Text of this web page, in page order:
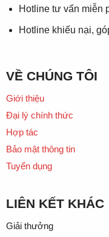
Hotline tư vấn miễn
Hotline khiếu nại,
VỀ CHÚNG TÔI
Giới thiệu
Đại lý chính thức
Hợp tác
Bảo mật thông tin
Tuyển dụng
LIÊN KẾT KHÁC
Giải thưởng